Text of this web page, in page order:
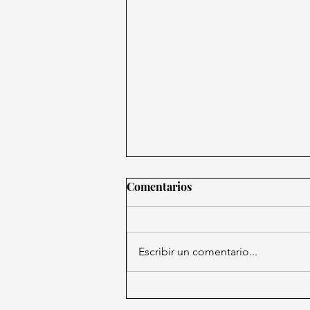
Comentarios
Escribir un comentario...